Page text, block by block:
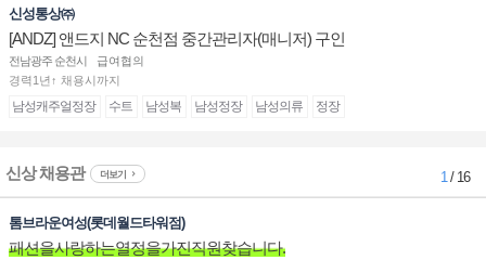
신성통상㈜
[ANDZ] 앤드지 NC 순천점 중간관리자(매니저) 구인
전남광주 순천시
급여협의
경력1년↑ 채용시까지
남성캐주얼정장 수트 남성복 남성정장 남성의류 정장
신상 채용관 더보기 1/ 16
톰브라운여성(롯데월드타워점)
패션을사랑하는열정을가진직원찾습니다.